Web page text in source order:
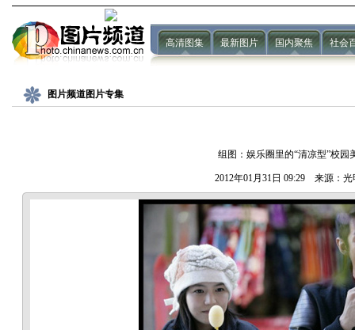
高清图集 最新图片 国内聚焦 社会
图片频道图片专集
组图：娱乐圈里的“清凉型”校园
2012年01月31日 09:29 来源：光